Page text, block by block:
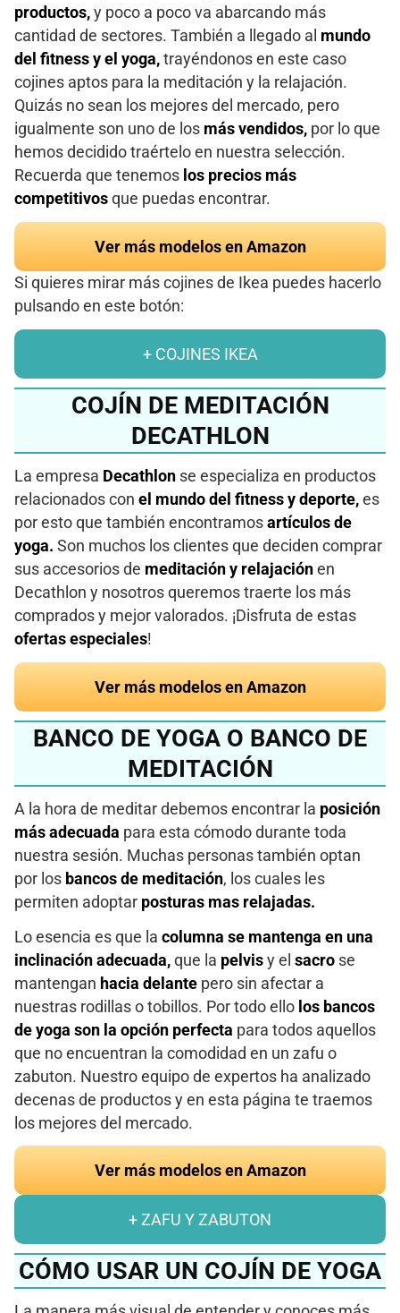
productos, y poco a poco va abarcando más
cantidad de sectores. También a llegado al mundo
del fitness y el yoga, trayéndonos en este caso
cojines aptos para la meditación y la relajación.
Quizás no sean los mejores del mercado, pero
igualmente son uno de los más vendidos, por lo que
hemos decidido traértelo en nuestra selección.
Recuerda que tenemos los precios más
competitivos que puedas encontrar.
Ver más modelos en Amazon
Si quieres mirar más cojines de Ikea puedes hacerlo
pulsando en este botón:
+ COJINES IKEA
COJÍN DE MEDITACIÓN
DECATHLON
La empresa Decathlon se especializa en productos
relacionados con el mundo del fitness y deporte, es
por esto que también encontramos artículos de
yoga. Son muchos los clientes que deciden comprar
sus accesorios de meditación y relajación en
Decathlon y nosotros queremos traerte los más
comprados y mejor valorados. ¡Disfruta de estas
ofertas especiales!
Ver más modelos en Amazon
BANCO DE YOGA O BANCO DE
MEDITACIÓN
A la hora de meditar debemos encontrar la posición
más adecuada para esta cómodo durante toda
nuestra sesión. Muchas personas también optan
por los bancos de meditación, los cuales les
permiten adoptar posturas mas relajadas.
Lo esencia es que la columna se mantenga en una
inclinación adecuada, que la pelvis y el sacro se
mantengan hacia delante pero sin afectar a
nuestras rodillas o tobillos. Por todo ello los bancos
de yoga son la opción perfecta para todos aquellos
que no encuentran la comodidad en un zafu o
zabuton. Nuestro equipo de expertos ha analizado
decenas de productos y en esta página te traemos
los mejores del mercado.
Ver más modelos en Amazon
+ ZAFU Y ZABUTON
CÓMO USAR UN COJÍN DE YOGA